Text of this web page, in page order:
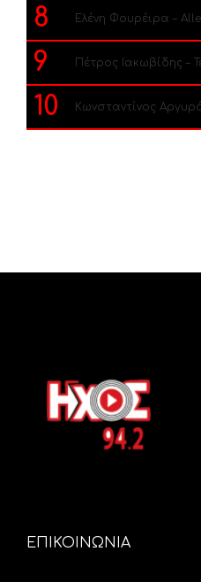
8 Ελένη Φουρέιρα –
9 Πέτρος Ιακωβίδης –
10 Κωνσταντίνος
ΕΠΙΚΟΙΝΩΝΙΑ